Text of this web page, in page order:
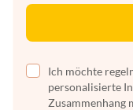
Ich möchte
personalisierte
Zusammenhang